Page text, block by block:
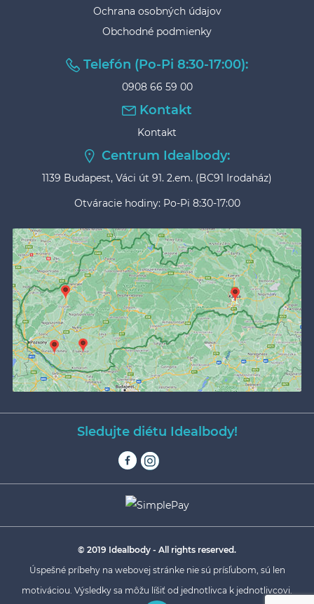
Ochrana osobných údajov
Obchodné podmienky
Telefón (Po-Pi 8:30-17:00):
0908 66 59 00
Kontakt
Kontakt
Centrum Idealbody:
1139 Budapest, Váci út 91. 2.em. (BC91 Irodaház)
Otváracie hodiny: Po-Pi 8:30-17:00
Sledujte diétu Idealbody!
© 2019 Idealbody - All rights reserved.
Úspešné príbehy na webovej stránke nie sú prísľubom, sú len
motiváciou. Výsledky sa môžu líšiť od jednotlivca k jednotlivcovi.